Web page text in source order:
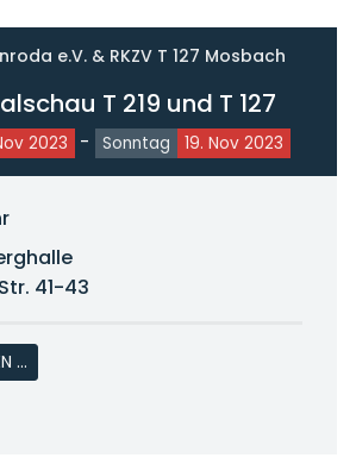
e.V. & RKZV T 127 Mosbach
T 219 und T 127
2023 - Sonntag 19. Nov 2023
41-43
…OFFENE LOKALSCHAU T 219 UND T 127